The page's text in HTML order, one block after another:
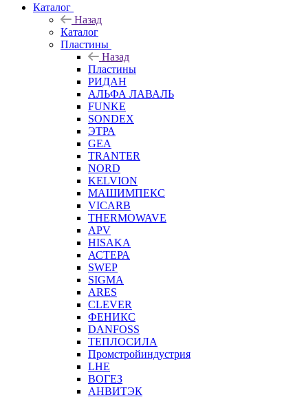
Каталог
Назад
Каталог
Пластины
Назад
Пластины
РИДАН
АЛЬФА ЛАВАЛЬ
FUNKE
SONDEX
ЭТРА
GEA
TRANTER
NORD
KELVION
МАШИМПЕКС
VICARB
THERMOWAVE
APV
HISAKA
АСТЕРА
SWEP
SIGMA
ARES
CLEVER
ФЕНИКС
DANFOSS
ТЕПЛОСИЛА
Промстройиндустрия
LHE
ВОГЕЗ
АНВИТЭК